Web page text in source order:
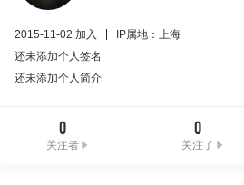
2015-11-02 加入
IP属地：上海
还未添加个人签名
还未添加个人简介
0
关注者
0
关注了